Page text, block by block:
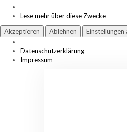
Lese mehr über diese Zwecke
Akzeptieren
Ablehnen Einstellungen
Datenschutzerklärung
Impressum